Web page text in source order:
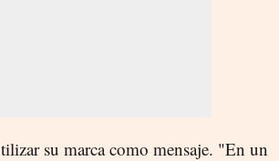
su marca como mensaje. "En un